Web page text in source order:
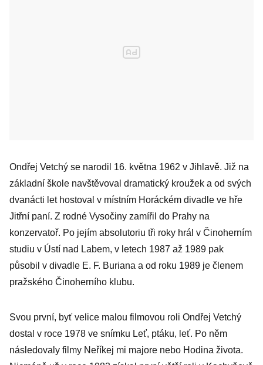
Ondřej Vetchý se narodil 16. května 1962 v Jihlavě. Již na
základní škole navštěvoval dramatický kroužek a od svých
dvanácti let hostoval v místním Horáckém divadle ve hře
Jitřní paní. Z rodné Vysočiny zamířil do Prahy na
konzervatoř. Po jejím absolutoriu tři roky hrál v Činoherním
studiu v Ústí nad Labem, v letech 1987 až 1989 pak
působil v divadle E. F. Buriana a od roku 1989 je členem
pražského Činoherního klubu.
Svou první, byť velice malou filmovou roli Ondřej Vetchý
dostal v roce 1978 ve snímku Leť, ptáku, leť. Po něm
následovaly filmy Neříkej mi majore nebo Hodina života.